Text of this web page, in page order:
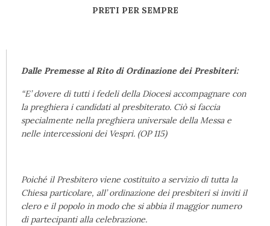
PRETI PER SEMPRE
Dalle Premesse al Rito di Ordinazione dei Presbiteri:
“E’ dovere di tutti i fedeli della Diocesi accompagnare con
la preghiera i candidati al presbiterato. Ciò si faccia
specialmente nella preghiera universale della Messa e
nelle intercessioni dei Vespri. (OP 115)
Poiché il Presbitero viene costituito a servizio di tutta la
Chiesa particolare, all’ ordinazione dei presbiteri si inviti il
clero e il popolo in modo che si abbia il maggior numero
di partecipanti alla celebrazione.